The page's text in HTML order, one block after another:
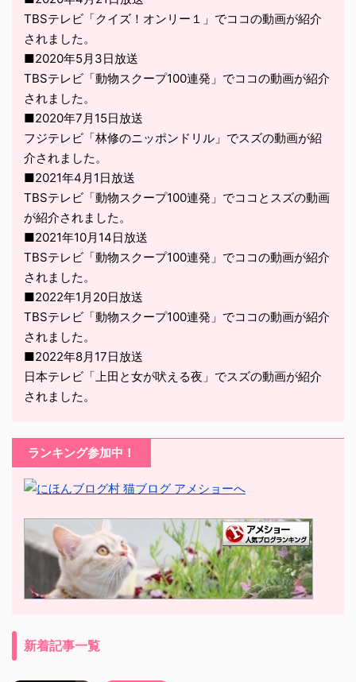
TBSテレビ「クイズ！オンリー１」でココの動画が紹介
されました。
■2020年5月3日放送
TBSテレビ「動物スクープ100連発」でココの動画が紹介
されました。
■2020年7月15日放送
フジテレビ「林修のニッポンドリル」でスズの動画が紹
介されました。
■2021年4月1日放送
TBSテレビ「動物スクープ100連発」でココとスズの動画
が紹介されました。
■2021年10月14日放送
TBSテレビ「動物スクープ100連発」でココの動画が紹介
されました。
■2022年1月20日放送
TBSテレビ「動物スクープ100連発」でココの動画が紹介
されました。
■2022年8月17日放送
日本テレビ「上田と女が吠える夜」でスズの動画が紹介
されました。
ランキング参加中！
新着記事一覧